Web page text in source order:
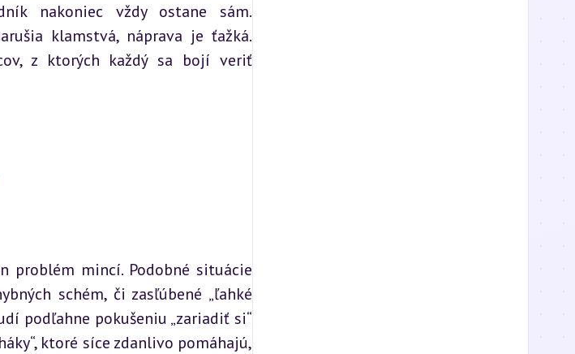
nakoniec vždy ostane sám.
klamstvá, náprava je ťažká.
z ktorých každý sa bojí veriť
problém mincí. Podobné situácie
schém, či zasľúbené „ľahké
podľahne pokušeniu „zariadiť si“
ktoré síce zdanlivo pomáhajú,